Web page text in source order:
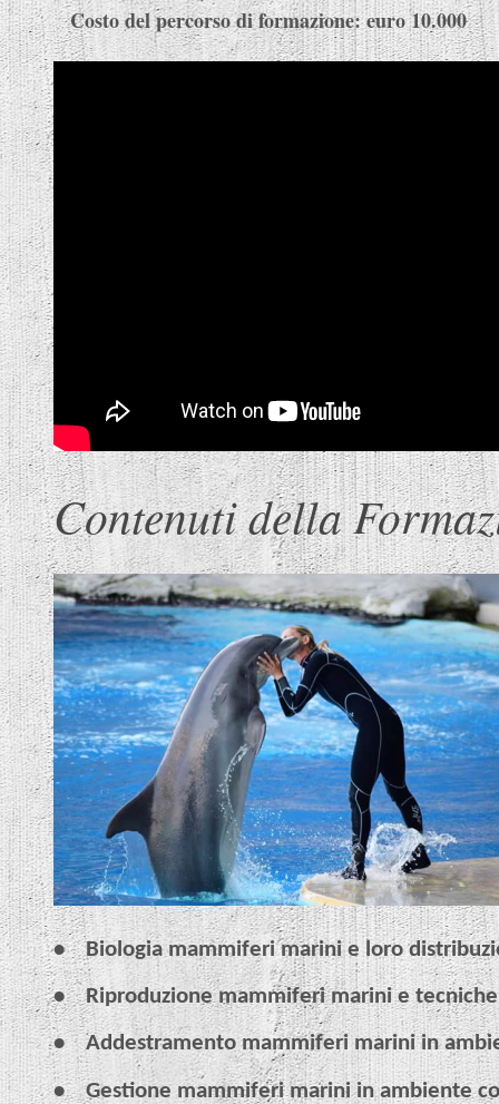
Costo del percorso di formazione: euro 10.000
Contenuti della
• Biologia mammiferi marini e loro
• Riproduzione mammiferi marini e
• Addestramento mammiferi marini in
• Gestione mammiferi marini in ambiente